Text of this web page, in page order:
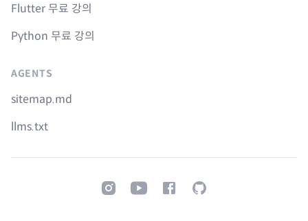
Flutter 무료 강의
Python 무료 강의
AGENTS
sitemap.md
llms.txt
InstagramYoutubeFacebookGitHub